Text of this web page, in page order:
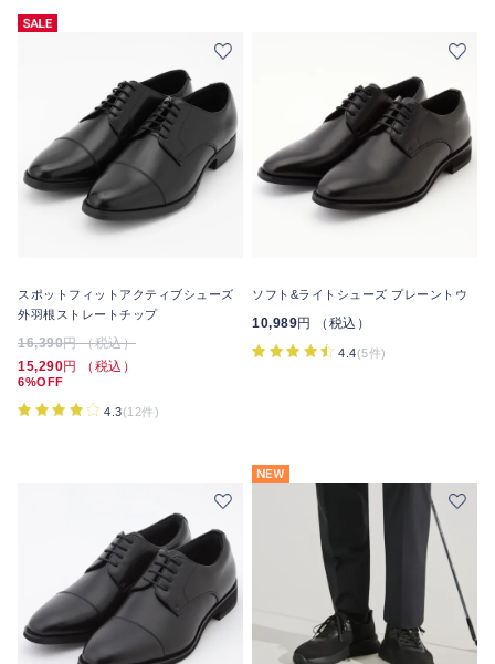
スポットフィットアクティブシューズ
外羽根ストレートチップ
16,390円 （税込）
15,290円 （税込）
6%OFF
4.3(12件)
ソフト&ライトシューズ プレーントウ
10,989円 （税込）
4.4(5件)